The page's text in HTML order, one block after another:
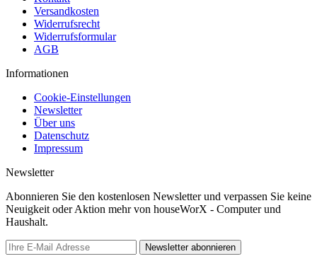
Versandkosten
Widerrufsrecht
Widerrufsformular
AGB
Informationen
Cookie-Einstellungen
Newsletter
Über uns
Datenschutz
Impressum
Newsletter
Abonnieren Sie den kostenlosen Newsletter und verpassen Sie keine
Neuigkeit oder Aktion mehr von houseWorX - Computer und
Haushalt.
Newsletter abonnieren